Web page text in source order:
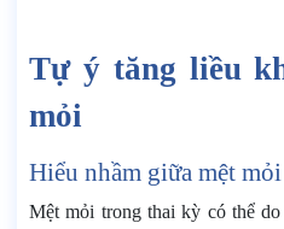
Tự ý tăng liều
mỏi
Hiểu nhầm giữa mệt
Mệt mỏi trong thai kỳ có thể